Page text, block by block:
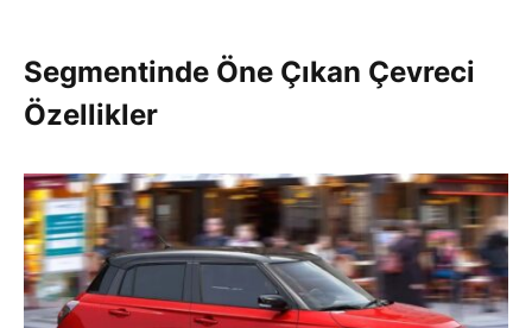
Segmentinde Öne Çıkan Çevreci
Özellikler